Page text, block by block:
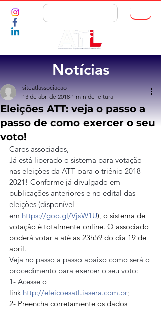
Notícias
Eleições ATT: veja o passo a
passo de como exercer o seu
voto!
siteatlassociacao
13 de abr. de 2018 1 min de leitura
Caros associados,
Já está liberado o sistema para votação
nas eleições da ATT para o triênio 2018-
2021! Conforme já divulgado em
publicações anteriores e no edital das
eleições (disponível
em https://goo.gl/VjsW1U), o sistema de
votação é totalmente online. O associado
poderá votar a até as 23h59 do dia 19 de
abril.
Veja no passo a passo abaixo como será o
procedimento para exercer o seu voto:
1- Acesse o
link http://eleicoesatl.iasera.com.br;
2- Preencha corretamente os dados